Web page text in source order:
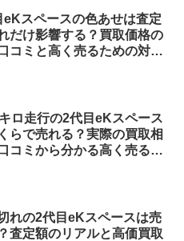
eKスペースの色あせは査定
だけ影響する？買取価格の
コミと高く売るための対策
ロ走行の2代目eKスペース
らで売れる？実際の買取相
コミから分かる高く売るコ
れの2代目eKスペースは売
査定額のリアルと高価買取